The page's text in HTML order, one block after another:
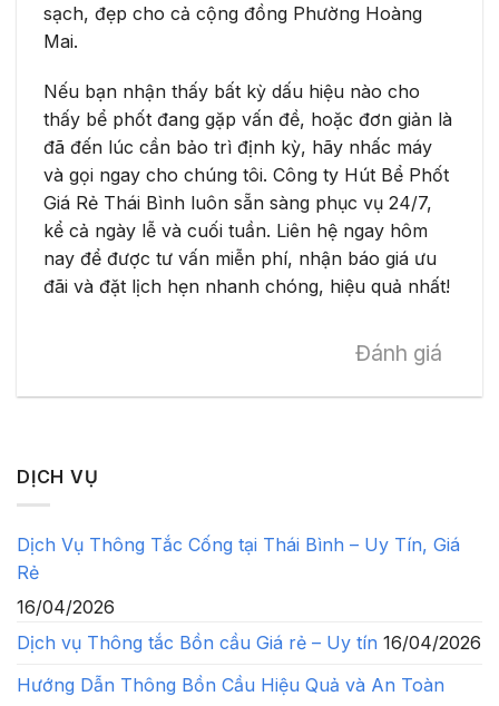
sạch, đẹp cho cả cộng đồng Phường Hoàng
Mai.
Nếu bạn nhận thấy bất kỳ dấu hiệu nào cho
thấy bể phốt đang gặp vấn đề, hoặc đơn giản là
đã đến lúc cần bảo trì định kỳ, hãy nhấc máy
và gọi ngay cho chúng tôi. Công ty Hút Bể Phốt
Giá Rẻ Thái Bình luôn sẵn sàng phục vụ 24/7,
kể cả ngày lễ và cuối tuần. Liên hệ ngay hôm
nay để được tư vấn miễn phí, nhận báo giá ưu
đãi và đặt lịch hẹn nhanh chóng, hiệu quả nhất!
Đánh giá
DỊCH VỤ
Dịch Vụ Thông Tắc Cống tại Thái Bình – Uy Tín, Giá
Rẻ
16/04/2026
Dịch vụ Thông tắc Bồn cầu Giá rẻ – Uy tín 16/04/2026
Hướng Dẫn Thông Bồn Cầu Hiệu Quả và An Toàn